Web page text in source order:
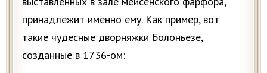
принадлежит именно ему. Как пример, вот
такие чудесные дворняжки Болоньезе,
созданные в 1736-ом: